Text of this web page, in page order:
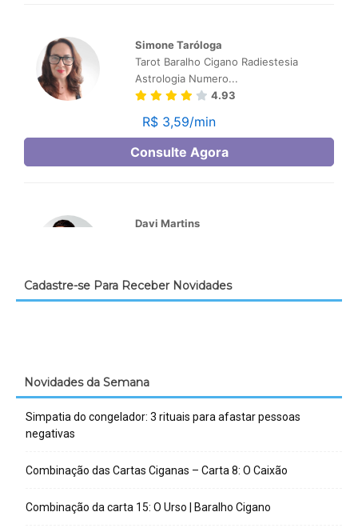
Cadastre-se Para Receber Novidades
Novidades da Semana
Simpatia do congelador: 3 rituais para afastar pessoas
negativas
Combinação das Cartas Ciganas – Carta 8: O Caixão
Combinação da carta 15: O Urso | Baralho Cigano